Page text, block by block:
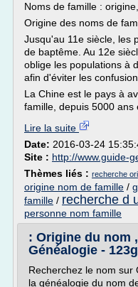
Noms de famille :
Origine des noms de
Jusqu'au 11e siècle, les
de baptême. Au 12e
oblige les populations à
afin d'éviter les
La Chine est le pays à
famille, depuis 5000 ans
Lire la suite
Date: 2016-03-24
Site : http://www.guide-
Thèmes liés : recherche
origine nom de famille /
famille / recherche d
personne nom famille
: Origine du nom
Généalogie -
Recherchez le nom sur
la généalogie du nom